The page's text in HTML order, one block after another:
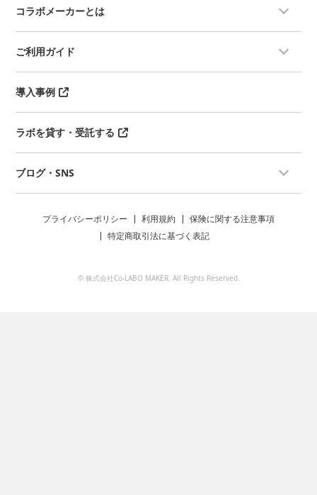
コラボメーカーとは
ご利用ガイド
導入事例
ラボを貸す・受託する
ブログ・SNS
プライバシーポリシー 利用規約
保険に関する注意事項
特定商取引法に基づく表記
© 株式会社Co-LABO MAKER. All Rights Reserved.